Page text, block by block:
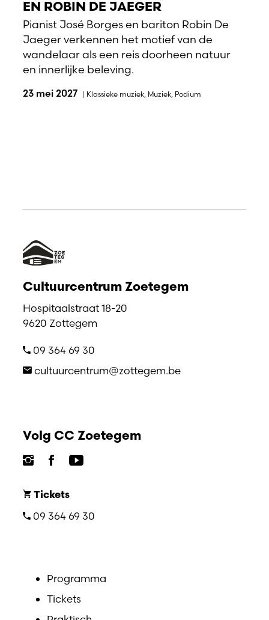
EN ROBIN DE JAEGER
Pianist José Borges en bariton Robin De
Jaeger verkennen het motief van de
wandelaar als een reis doorheen natuur
en innerlijke beleving.
23 mei 2027 | Klassieke muziek, Muziek, Podium
Cultuurcentrum Zoetegem
Hospitaalstraat 18-20
9620 Zottegem
09 364 69 30
cultuurcentrum@zottegem.be
Volg CC Zoetegem
Tickets
09 364 69 30
Programma
Tickets